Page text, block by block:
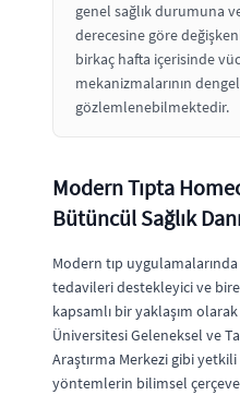
genel sağlık durumuna
derecesine göre
birkaç hafta içerisinde
mekanizmalarının
gözlemlenebilmektedir.
Modern Tıpta
Bütüncül Sağlık
Modern tıp
tedavileri destekleyici ve
kapsamlı bir yaklaşım
Üniversitesi Geleneksel ve
Araştırma Merkezi gibi
yöntemlerin bilimsel